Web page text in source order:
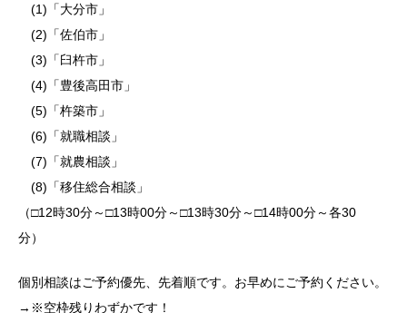
(1)「大分市」
(2)「佐伯市」
(3)「臼杵市」
(4)「豊後高田市」
(5)「杵築市」
(6)「就職相談」
(7)「就農相談」
(8)「移住総合相談」
（□12時30分～□13時00分～□13時30分～□14時00分～各30
分）
個別相談はご予約優先、先着順です。お早めにご予約ください。
→※空枠残りわずかです！